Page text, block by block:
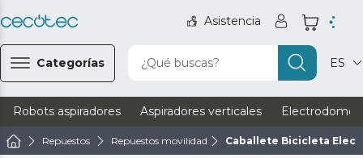
Asistencia
Categorías ¿Qué buscas? ES
Robots aspiradores Aspiradores verticales
Repuestos Repuestos movilidad Caballete Bicicleta